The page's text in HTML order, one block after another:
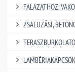
FALAZATHOZ,
ZSALUZÁSI,
LAMBÉRIAKAPCSOK